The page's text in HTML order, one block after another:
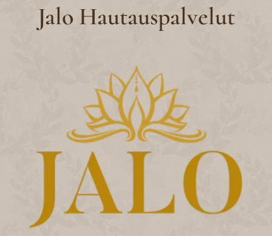
Jalo Hautauspalvelut